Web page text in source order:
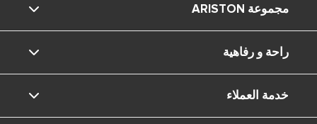
مجموعة ARISTON
ماركة Ariston
المجموعة
راحة و رفاهية
المعيشة المنزلية
خدمة العملاء